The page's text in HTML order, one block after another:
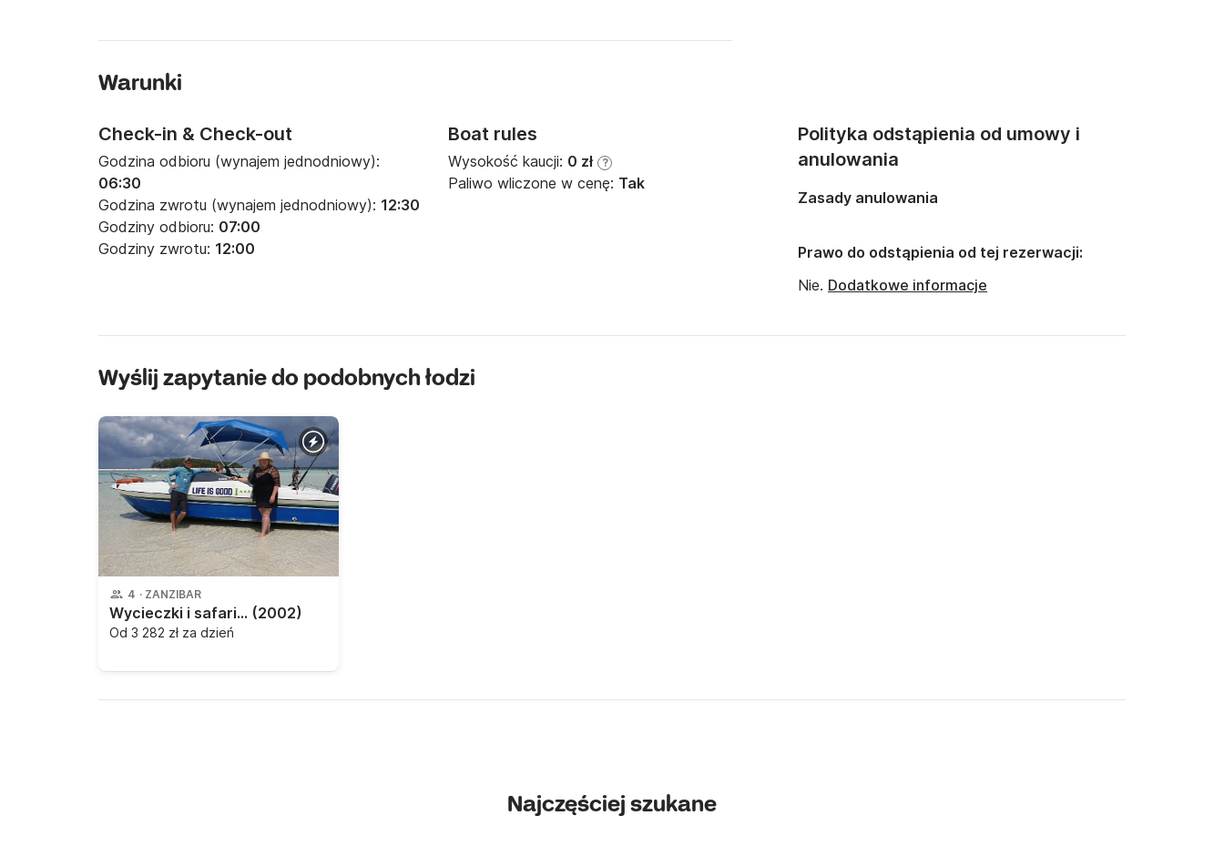
Warunki
Check-in & Check-out
Godzina odbioru (wynajem jednodniowy):
06:30
Godzina zwrotu (wynajem jednodniowy): 12:30
Godziny odbioru: 07:00
Godziny zwrotu: 12:00
Boat rules
Wysokość kaucji: 0 zł ?
Paliwo wliczone w cenę: Tak
Polityka odstąpienia od umowy i
anulowania
Zasady anulowania
Prawo do odstąpienia od tej rezerwacji:
Nie. Dodatkowe informacje
Wyślij zapytanie do podobnych łodzi
4 · ZANZIBAR
Wycieczki i safari w Panamwe (2002)
Od 3 282 zł za dzień
Najczęściej szukane